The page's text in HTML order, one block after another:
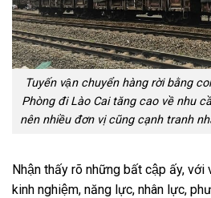
Tuyến vận chuyển hàng rời bằng
Phòng đi Lào Cai tăng cao về nhu
nên nhiều đơn vị cũng cạnh tranh
Nhận thấy rõ những bất cập ấy,
kinh nghiệm, năng lực, nhân lực,